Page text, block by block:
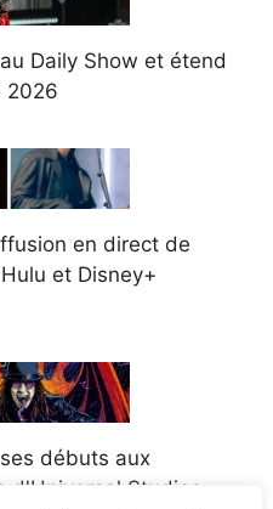
Daily Show et étend
2026
en direct de
et Disney+
débuts aux
d'Universal Studios